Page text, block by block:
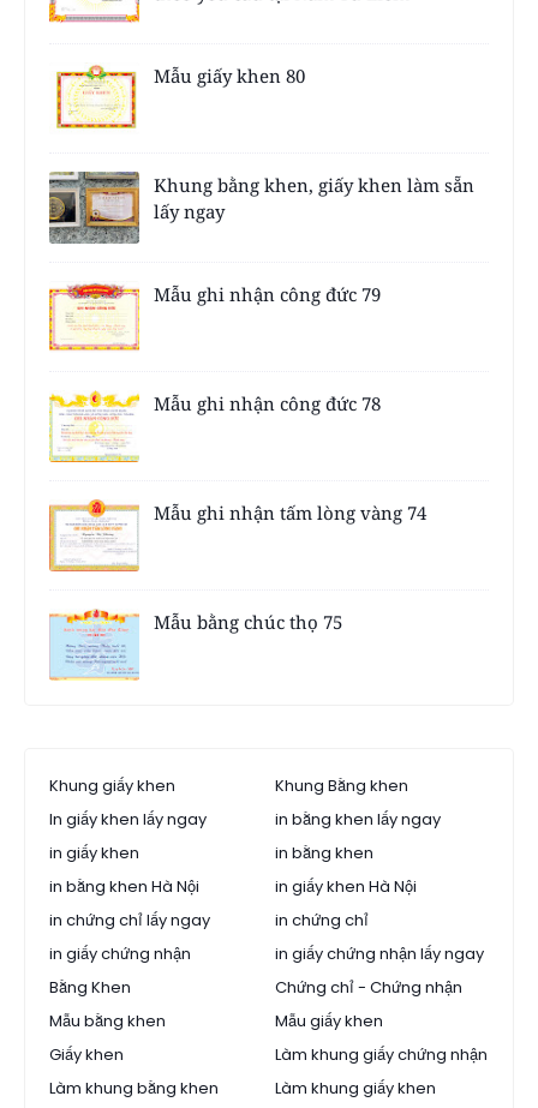
Mẫu giấy khen 80
Khung bằng khen, giấy khen làm sẵn
lấy ngay
Mẫu ghi nhận công đức 79
Mẫu ghi nhận công đức 78
Mẫu ghi nhận tấm lòng vàng 74
Mẫu bằng chúc thọ 75
Khung giấy khen
Khung Bằng khen
In giấy khen lấy ngay
in bằng khen lấy ngay
in giấy khen
in bằng khen
in bằng khen Hà Nội
in giấy khen Hà Nội
in chứng chỉ lấy ngay
in chứng chỉ
in giấy chứng nhận
in giấy chứng nhận lấy ngay
Bằng Khen
Chứng chỉ - Chứng nhận
Mẫu bằng khen
Mẫu giấy khen
Giấy khen
Làm khung giấy chứng nhận
Làm khung bằng khen
Làm khung giấy khen